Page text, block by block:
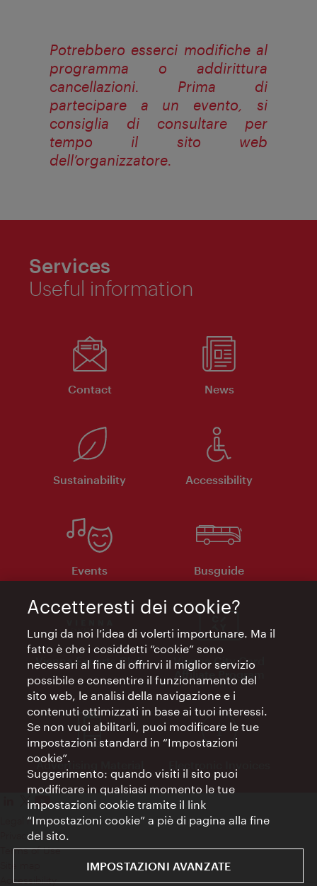
Potrebbero esserci modifiche al
programma o addirittura
cancellazioni. Prima di
partecipare a un evento, si
consiglia di consultare per
tempo il sito web
dell’organizzatore.
Services
Useful information
Contact News
Sustainability Accessibility
Events Busguide
Vienna Experts Club
Vienna City Card
Affiliate Program
Advertising Material
Legal notice
Privacy policy
Terms of Use
Accessibility
Accetteresti dei cookie?
Lungi da noi l’idea di volerti importunare. Ma il
fatto è che i cosiddetti “cookie” sono
necessari al fine di offrirvi il miglior servizio
possibile e consentire il funzionamento del
sito web, le analisi della navigazione e i
contenuti ottimizzati in base ai tuoi interessi.
Se non vuoi abilitarli, puoi modificare le tue
impostazioni standard in “Impostazioni
cookie”.
Suggerimento: quando visiti il sito puoi
modificare in qualsiasi momento le tue
impostazioni cookie tramite il link
“Impostazioni cookie” a piè di pagina alla fine
del sito.
IMPOSTAZIONI AVANZATE